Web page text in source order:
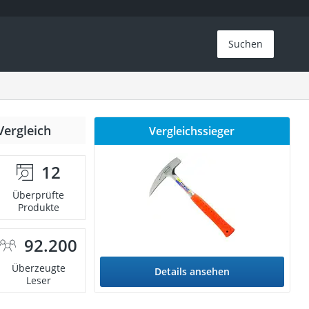
Suchen
12
Überprüfte
Produkte
92.200
Überzeugte
Leser
Vergleichssieger
Details ansehen